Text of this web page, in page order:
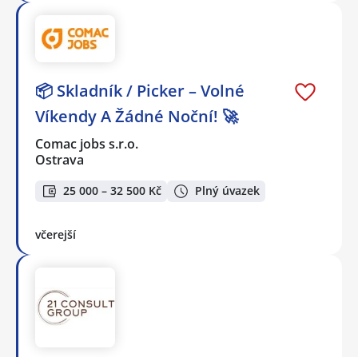
📦 Skladník / Picker – Volné
Víkendy A Žádné Noční! 🚀
Comac jobs s.r.o.
Ostrava
25 000 – 32 500 Kč Plný úvazek
včerejší